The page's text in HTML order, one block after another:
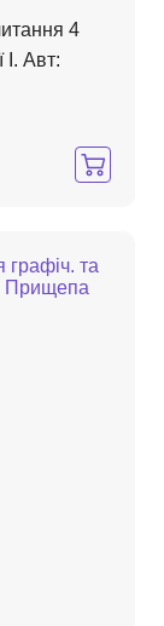
4
Авт: